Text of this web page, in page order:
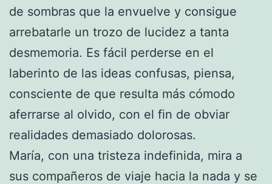
de sombras que la envuelve y consigue
arrebatarle un trozo de lucidez a tanta
desmemoria. Es fácil perderse en el
laberinto de las ideas confusas, piensa,
consciente de que resulta más cómodo
aferrarse al olvido, con el fin de obviar
realidades demasiado dolorosas.
María, con una tristeza indefinida, mira a
sus compañeros de viaje hacia la nada y se